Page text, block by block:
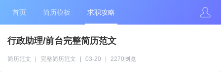
首页 简历模板 求职攻略
行政助理/前台完整简历范文
简历范文 完整简历范文 03-20 2270浏览